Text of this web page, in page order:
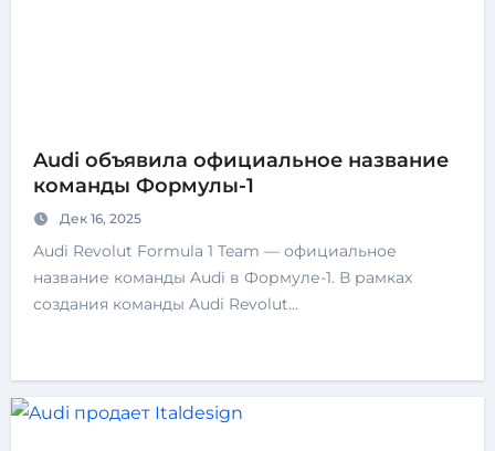
Audi объявила официальное название
команды Формулы-1
Дек 16, 2025
Audi Revolut Formula 1 Team — официальное
название команды Audi в Формуле-1. В рамках
создания команды Audi Revolut…